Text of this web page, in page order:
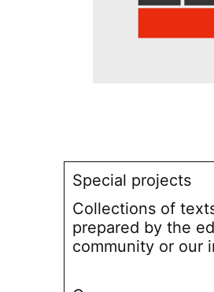
Special projects
Collections of
prepared by the
community or our